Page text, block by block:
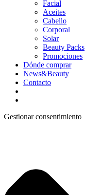
Facial
Aceites
Cabello
Corporal
Solar
Beauty Packs
Promociones
Dónde comprar
News&Beauty
Contacto
Gestionar consentimiento